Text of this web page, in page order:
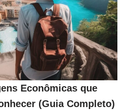
Econômicas que
(Guia Completo)